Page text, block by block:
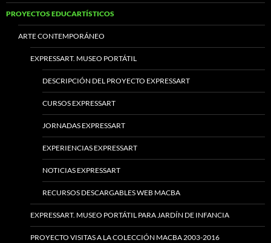
PROYECTOS EDUCARTÍSTICOS
ARTE CONTEMPORÁNEO
EXPRESSART. MUSEO PORTÁTIL
DESCRIPCIÓN DEL PROYECTO EXPRESSART
CURSOS EXPRESSART
JORNADAS EXPRESSART
EXPERIENCIAS EXPRESSART
NOTICIAS EXPRESSART
RECURSOS DESCARGABLES WEB MACBA
EXPRESSART. MUSEO PORTÁTIL PARA JARDÍN DE INFANCIA
PROYECTO VISITAS A LA COLECCIÓN MACBA 2003-2016